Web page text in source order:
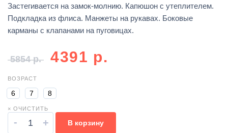
Застегивается на замок-молнию. Капюшон с утеплителем.
Подкладка из флиса. Манжеты на рукавах. Боковые
карманы с клапанами на пуговицах.
5854р. 4391 р.
ВОЗРАСТ
6 7 8
× ОЧИСТИТЬ
- + В корзину